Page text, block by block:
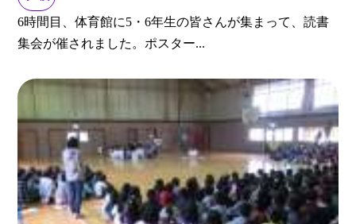
6時間目、体育館に5・6年生の皆さんが集まって、読書
集会が催されました。ポスター...